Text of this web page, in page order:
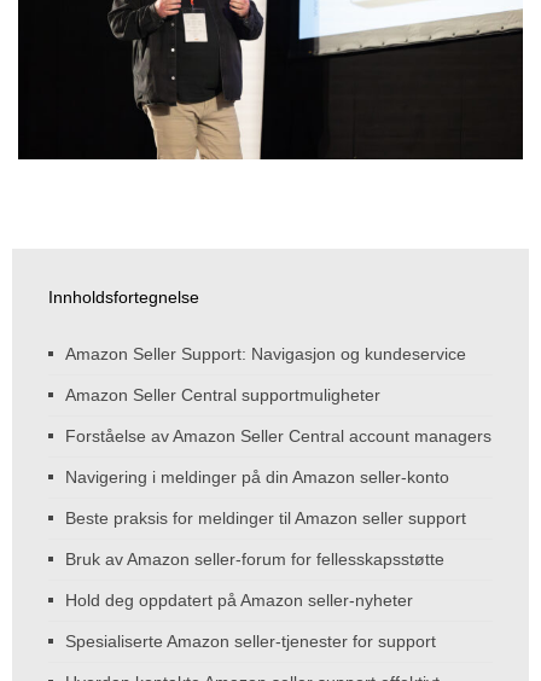
Innholdsfortegnelse
Amazon Seller Support: Navigasjon og kundeservice
Amazon Seller Central supportmuligheter
Forståelse av Amazon Seller Central account managers
Navigering i meldinger på din Amazon seller-konto
Beste praksis for meldinger til Amazon seller support
Bruk av Amazon seller-forum for fellesskapsstøtte
Hold deg oppdatert på Amazon seller-nyheter
Spesialiserte Amazon seller-tjenester for support